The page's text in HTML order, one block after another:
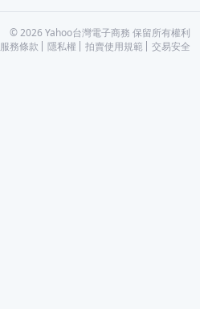
©2026 Yahoo台灣電子商務 保留所有權利
服務條款
隱私權 拍賣使用規範 交易安全